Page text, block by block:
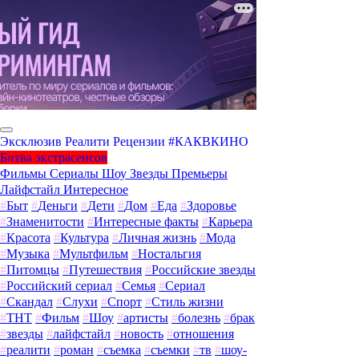
Эксклюзив Реалити Рецензии #КАКВКИНО
Битва экстрасенсов
Фильмы Сериалы Шоу Звезды Премьеры
Лайфстайл Интересное
#Быт #Деньги #Дети #Дом #Еда #Здоровье
#Знаменитости #Интересные факты #Карьера
#Красота #Культура #Личная жизнь #Мода
#Музыка #Мультфильм #Ностальгия
#Питомцы #Путешествия #Российские звезды
#Российский сериал #Семья #Сериал
#Скандал #Слухи #Спорт #Стиль жизни
#ТНТ #Фильм #Шоу #артисты #болезнь #брак
#звезды #лайфстайл #новость #отношения
#реалити #роман #съемка #съемки #тв #шоу-